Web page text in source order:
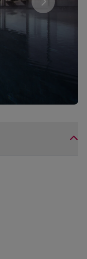
kamersamenstelling
Vergelijk de